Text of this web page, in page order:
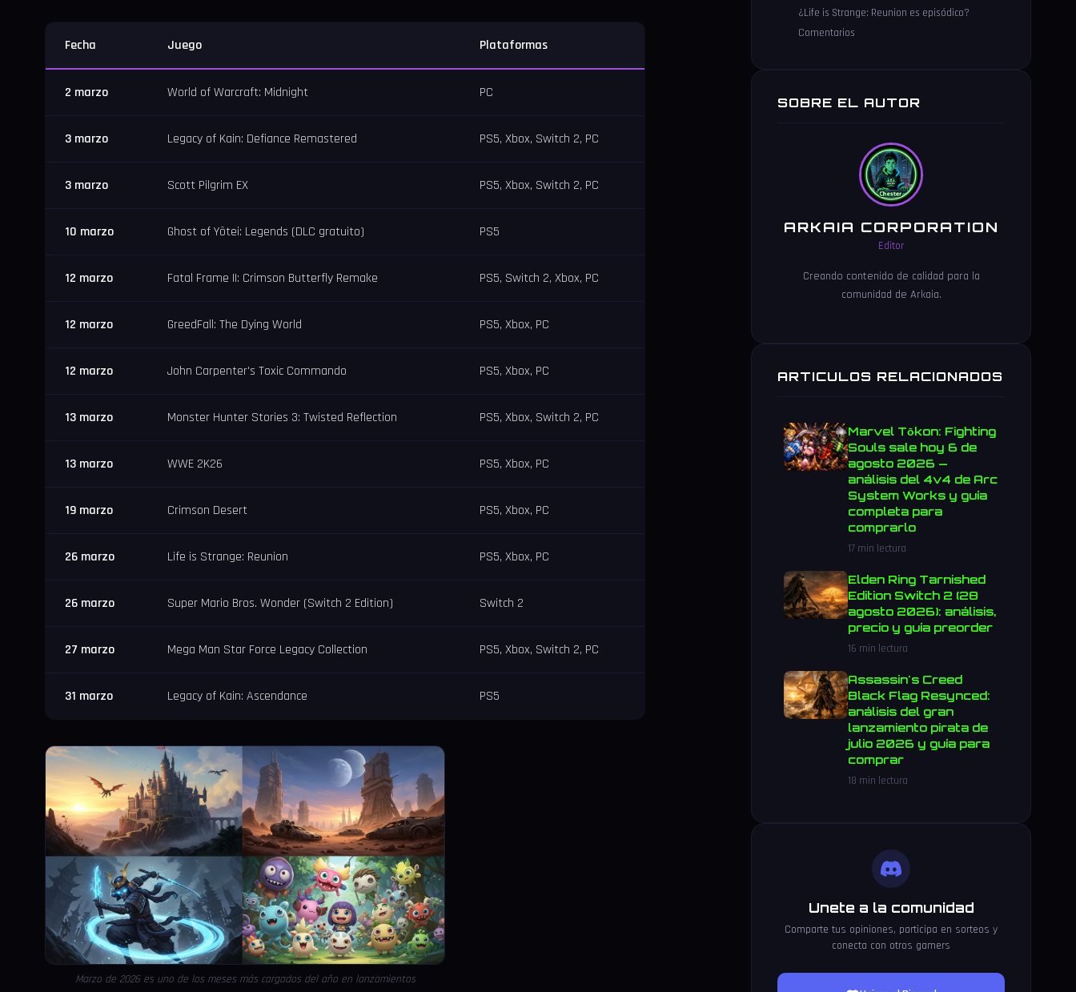
Fecha Juego Plataformas
2 marzo World of Warcraft: Midnight PC
3 marzo Legacy of Kain: Defiance Remastered PS5, Xbox, Switch 2, PC
3 marzo Scott Pilgrim EX PS5, Xbox, Switch 2, PC
10 marzo Ghost of Yōtei: Legends (DLC gratuito) PS5
12 marzo Fatal Frame II: Crimson Butterfly Remake PS5, Switch 2, Xbox, PC
12 marzo GreedFall: The Dying World PS5, Xbox, PC
12 marzo John Carpenter's Toxic Commando PS5, Xbox, PC
13 marzo Monster Hunter Stories 3: Twisted Reflection PS5, Xbox, Switch 2, PC
13 marzo WWE 2K26 PS5, Xbox, PC
19 marzo Crimson Desert PS5, Xbox, PC
26 marzo Life is Strange: Reunion PS5, Xbox, PC
26 marzo Super Mario Bros. Wonder (Switch 2 Edition) Switch 2
27 marzo Mega Man Star Force Legacy Collection PS5, Xbox, Switch 2, PC
31 marzo Legacy of Kain: Ascendance PS5
Marzo de 2026 es uno de los meses más cargados del año en lanzamientos
¿Life is Strange: Reunion es episódico?
Comentarios
SOBRE EL AUTOR
ARKAIA CORPORATION
Editor
Creando contenido de calidad para la
comunidad de Arkaia.
ARTICULOS RELACIONADOS
Marvel Tōkon: Fighting
Souls sale hoy 6 de
agosto 2026 —
análisis del 4v4 de Arc
System Works y guía
completa para
comprarlo
17 min lectura
Elden Ring Tarnished
Edition Switch 2 (28
agosto 2026): análisis,
precio y guía preorder
16 min lectura
Assassin's Creed
Black Flag Resynced:
análisis del gran
lanzamiento pirata de
julio 2026 y guía para
comprar
18 min lectura
Unete a la comunidad
Comparte tus opiniones, participa en sorteos y
conecta con otros gamers